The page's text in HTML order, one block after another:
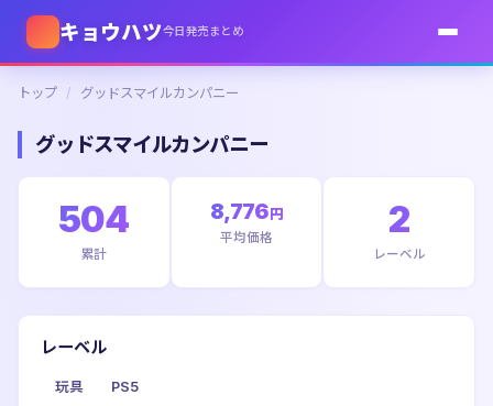
キョウハツ今日発売まとめ
トップ / グッドスマイルカンパニー
グッドスマイルカンパニー
504
累計
8,776 円
平均価格 2
レーベル
レーベル
玩具 PS5